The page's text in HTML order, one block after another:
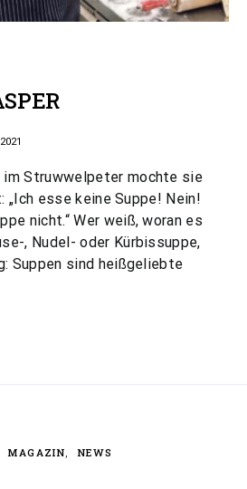
im Struwwelpeter mochte sie
„Ich esse keine Suppe! Nein!
nicht.“ Wer weiß, woran es
, Nudel- oder Kürbissuppe,
Suppen sind heißgeliebte
MAGAZIN NEWS